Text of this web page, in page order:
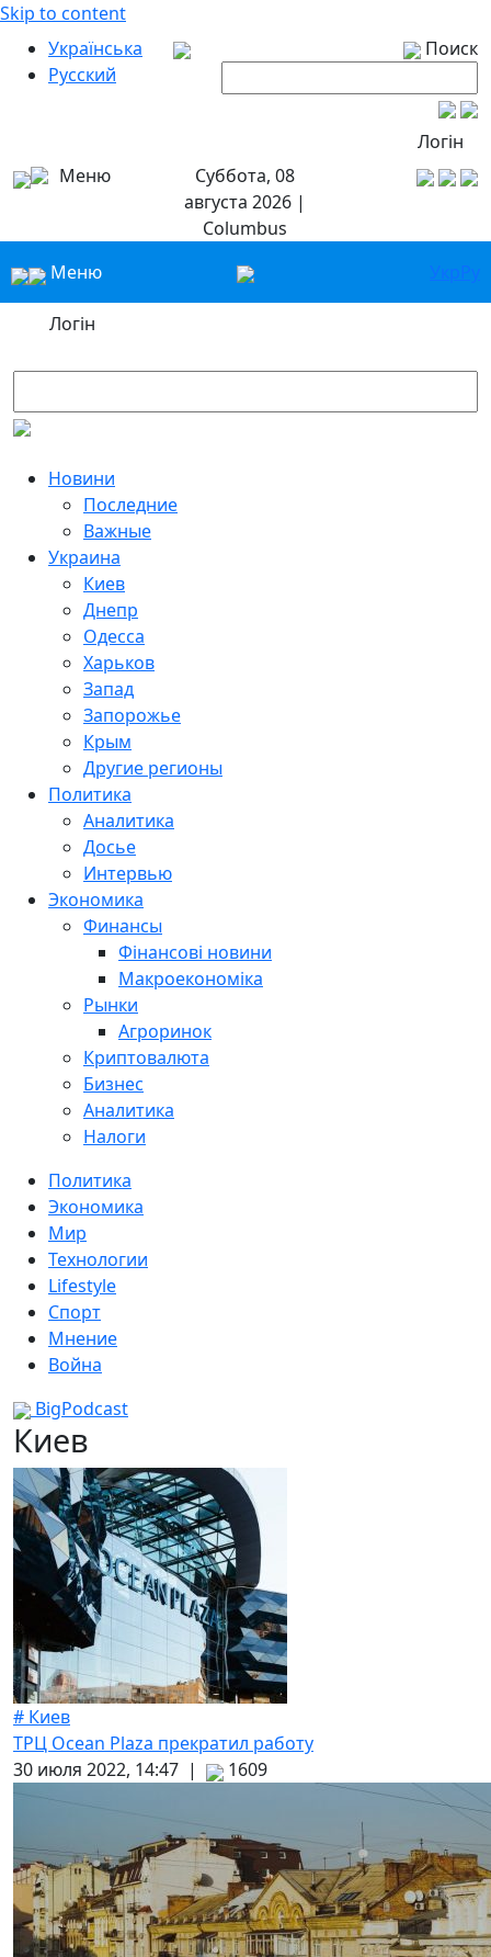
Skip to content
Українська
Русский
Поиск
Логін
Меню
Суббота, 08
августа 2026 |
Columbus
Меню
УкрРу
Логін
Новини
Последние
Важные
Украина
Киев
Днепр
Одесса
Харьков
Запад
Запорожье
Крым
Другие регионы
Политика
Аналитика
Досье
Интервью
Экономика
Финансы
Фінансові новини
Макроекономіка
Рынки
Агроринок
Криптовалюта
Бизнес
Аналитика
Налоги
Политика
Экономика
Мир
Технологии
Lifestyle
Спорт
Мнение
Война
BigPodcast
Киев
# Киев
ТРЦ Ocean Plaza прекратил работу
30 июля 2022, 14:47 |
1609